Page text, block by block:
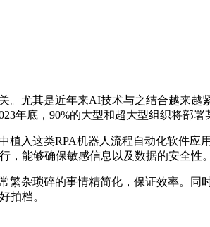
尤其是近年来AI技术与之结合越来越
年底，90%的大型和超大型组织将部署
入这类RPA机器人流程自动化软件
能够确保敏感信息以及数据的安全性。
杂琐碎的事情精简化，保证效率。
拍档。